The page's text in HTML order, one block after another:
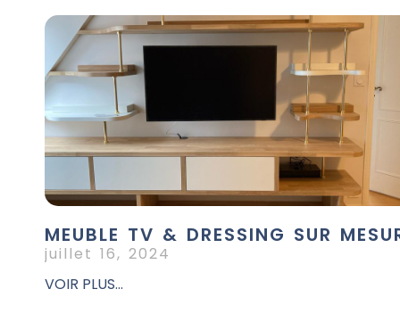
MEUBLE TV & DRESSING SUR
juillet 16, 2024
VOIR PLUS...